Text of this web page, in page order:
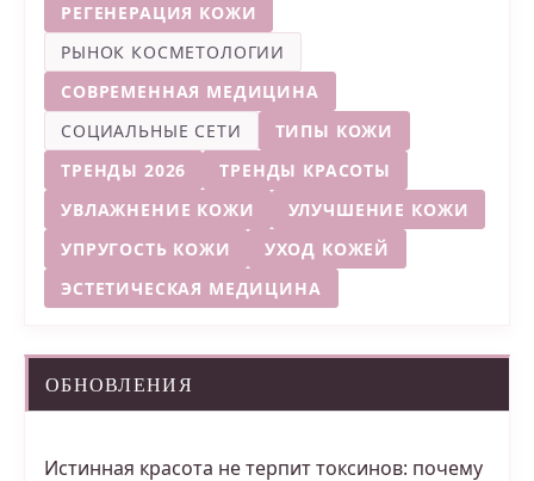
РЕГЕНЕРАЦИЯ КОЖИ
РЫНОК КОСМЕТОЛОГИИ
СОВРЕМЕННАЯ МЕДИЦИНА
СОЦИАЛЬНЫЕ СЕТИ
ТИПЫ КОЖИ
ТРЕНДЫ 2026
ТРЕНДЫ КРАСОТЫ
УВЛАЖНЕНИЕ КОЖИ
УЛУЧШЕНИЕ КОЖИ
УПРУГОСТЬ КОЖИ
УХОД КОЖЕЙ
ЭСТЕТИЧЕСКАЯ МЕДИЦИНА
ОБНОВЛЕНИЯ
Истинная красота не терпит токсинов: почему